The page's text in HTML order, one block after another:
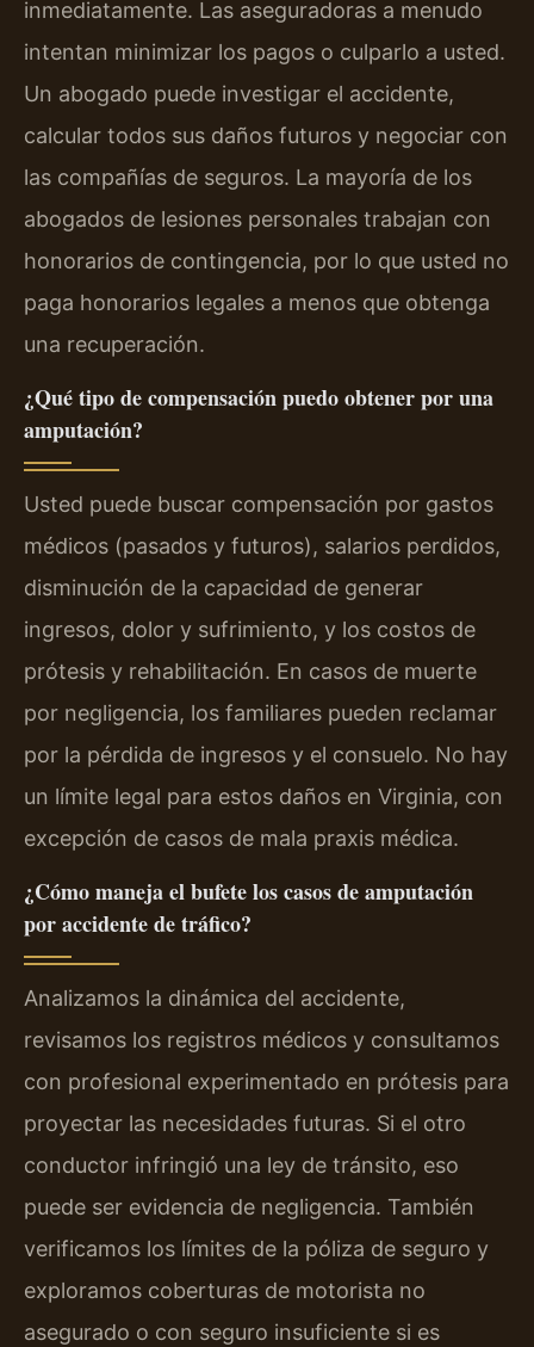
inmediatamente. Las aseguradoras a menudo
intentan minimizar los pagos o culparlo a usted.
Un abogado puede investigar el accidente,
calcular todos sus daños futuros y negociar con
las compañías de seguros. La mayoría de los
abogados de lesiones personales trabajan con
honorarios de contingencia, por lo que usted no
paga honorarios legales a menos que obtenga
una recuperación.
¿Qué tipo de compensación puedo obtener por una
amputación?
Usted puede buscar compensación por gastos
médicos (pasados y futuros), salarios perdidos,
disminución de la capacidad de generar
ingresos, dolor y sufrimiento, y los costos de
prótesis y rehabilitación. En casos de muerte
por negligencia, los familiares pueden reclamar
por la pérdida de ingresos y el consuelo. No hay
un límite legal para estos daños en Virginia, con
excepción de casos de mala praxis médica.
¿Cómo maneja el bufete los casos de amputación
por accidente de tráfico?
Analizamos la dinámica del accidente,
revisamos los registros médicos y consultamos
con profesional experimentado en prótesis para
proyectar las necesidades futuras. Si el otro
conductor infringió una ley de tránsito, eso
puede ser evidencia de negligencia. También
verificamos los límites de la póliza de seguro y
exploramos coberturas de motorista no
asegurado o con seguro insuficiente si es